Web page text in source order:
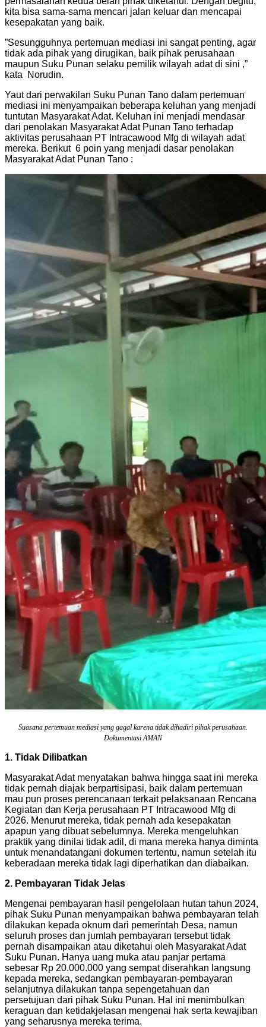
kita bisa sama-sama mencari jalan keluar dan mencapai
kesepakatan yang baik.
”Sesungguhnya pertemuan mediasi ini sangat penting, agar
tidak ada pihak yang dirugikan, baik pihak perusahaan
maupun Suku Punan selaku pemilik wilayah adat di sini ,”
kata Norudin.
Yaut dari perwakilan Suku Punan Tano dalam pertemuan
mediasi ini menyampaikan beberapa keluhan yang menjadi
tuntutan Masyarakat Adat. Keluhan ini menjadi mendasar
dari penolakan Masyarakat Adat Punan Tano terhadap
aktivitas perusahaan PT Intracawood Mfg di wilayah adat
mereka. Berikut 6 poin yang menjadi dasar penolakan
Masyarakat Adat Punan Tano :
Suasana pertemuan mediasi yang gagal karena tidak dihadiri pihak perusahaan.
Dokumentasi AMAN
1. Tidak Dilibatkan
Masyarakat Adat menyatakan bahwa hingga saat ini mereka
tidak pernah diajak berpartisipasi, baik dalam pertemuan
mau pun proses perencanaan terkait pelaksanaan Rencana
Kegiatan dan Kerja perusahaan PT Intracawood Mfg di
2026. Menurut mereka, tidak pernah ada kesepakatan
apapun yang dibuat sebelumnya. Mereka mengeluhkan
praktik yang dinilai tidak adil, di mana mereka hanya diminta
untuk menandatangani dokumen tertentu, namun setelah itu
keberadaan mereka tidak lagi diperhatikan dan diabaikan.
2. Pembayaran Tidak Jelas
Mengenai pembayaran hasil pengelolaan hutan tahun 2024,
pihak Suku Punan menyampaikan bahwa pembayaran telah
dilakukan kepada oknum dari pemerintah Desa, namun
seluruh proses dan jumlah pembayaran tersebut tidak
pernah disampaikan atau diketahui oleh Masyarakat Adat
Suku Punan. Hanya uang muka atau panjar pertama
sebesar Rp 20.000.000 yang sempat diserahkan langsung
kepada mereka, sedangkan pembayaran-pembayaran
selanjutnya dilakukan tanpa sepengetahuan dan
persetujuan dari pihak Suku Punan. Hal ini menimbulkan
keraguan dan ketidakjelasan mengenai hak serta kewajiban
yang seharusnya mereka terima.